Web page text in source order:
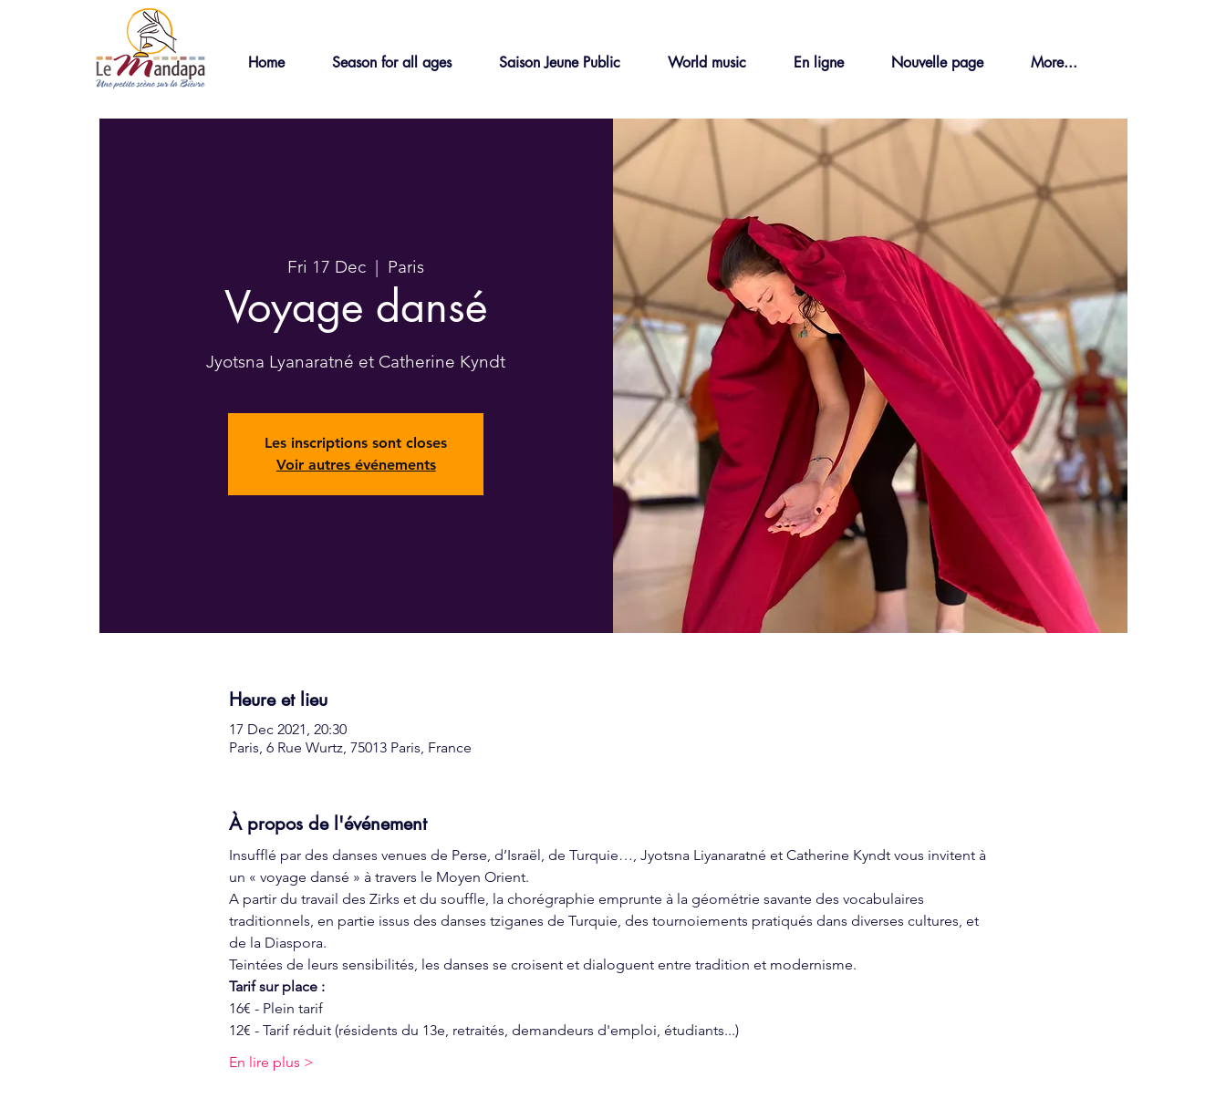
Home Season for all ages Saison Jeune Public World music En ligne Nouvelle page More...
Fri 17 Dec
  |
Paris
Voyage dansé
Jyotsna Lyanaratné et Catherine Kyndt
Les inscriptions sont closes
Voir autres événements
Heure et lieu
17 Dec 2021, 20:30
Paris, 6 Rue Wurtz, 75013 Paris, France
À propos de l'événement
Insufflé par des danses venues de Perse, d’Israël, de Turquie…, Jyotsna Liyanaratné et Catherine Kyndt vous invitent à
un « voyage dansé » à travers le Moyen Orient.
A partir du travail des Zirks et du souffle, la chorégraphie emprunte à la géométrie savante des vocabulaires
traditionnels, en partie issus des danses tziganes de Turquie, des tournoiements pratiqués dans diverses cultures, et
de la Diaspora.
Teintées de leurs sensibilités, les danses se croisent et dialoguent entre tradition et modernisme.
Tarif sur place :
16€ - Plein tarif
12€ - Tarif réduit (résidents du 13e, retraités, demandeurs d'emploi, étudiants...)
En lire plus >